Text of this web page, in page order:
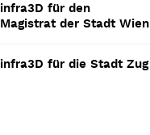
infra3D für den
Magistrat der Stadt Wien
infra3D für die Stadt Zug